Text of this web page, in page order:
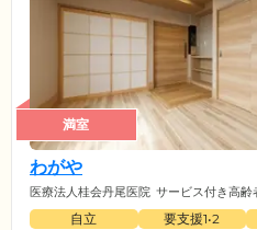
満室
わがや
医療法人桂会丹尾医院 サービス付き高齢
自立 要支援1•2